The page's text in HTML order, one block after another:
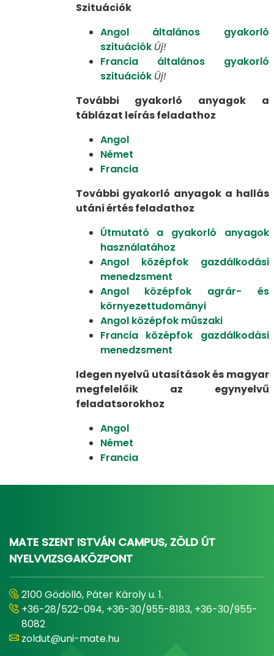
Szituációk
Angol általános gyakorló
szituációk Új!
Francia általános gyakorló
szituációk Új!
További gyakorló anyagok a
táblázat leírás feladathoz
Angol
Német
Francia
További gyakorló anyagok a hallás
utáni értés feladathoz
Útmutató a gyakorló anyagok
használatához
Angol középfok gazdálkodási
menedzsment
Angol középfok agrár- és
környezettudományi
Angol középfok műszaki
Francia középfok gazdálkodási
menedzsment
Idegen nyelvű utasítások és magyar
megfelelőik az egynyelvű
feladatsorokhoz
Angol
Német
Francia
MATE SZENT ISTVÁN CAMPUS, ZÖLD ÚT
NYELVVIZSGAKÖZPONT
2100 Gödöllõ, Páter Károly u. 1.
+36-28/522-094, +36-30/955-8183, +36-30/955-
8082
zoldut@uni-mate.hu